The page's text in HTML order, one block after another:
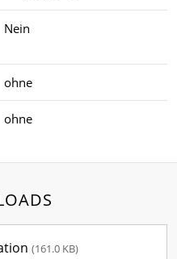
Nein
ohne
ohne
(161.0 KB)